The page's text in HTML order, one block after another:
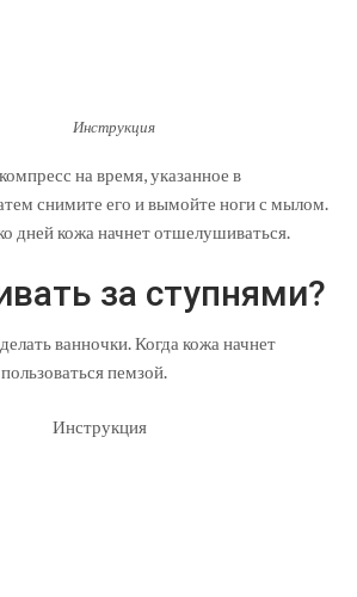
Инструкция
на время, указанное в
снимите его и вымойте ноги с мылом.
дней кожа начнет отшелушиваться.
за ступнями?
ванночки. Когда кожа начнет
пемзой.